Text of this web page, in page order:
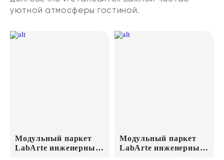
уютной атмосферы гостиной.
Модульный паркет
LabArte инженерный
Модульный паркет
LabArte инженерный